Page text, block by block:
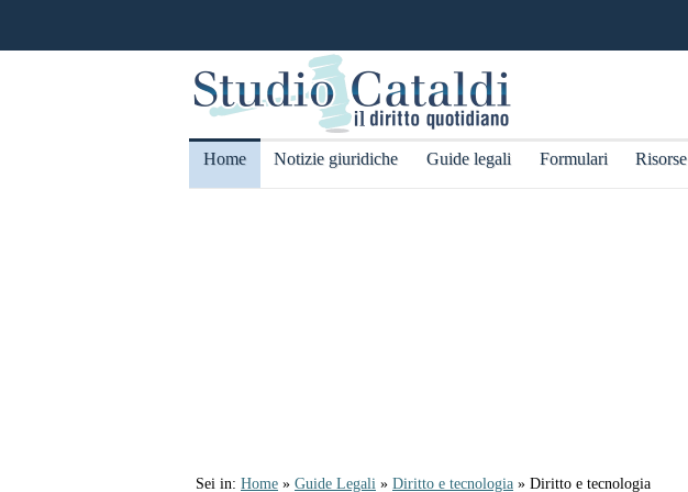
Home Notizie giuridiche Guide legali Formulari Risorse
Sei in: Home » Guide Legali » Diritto e tecnologia » Diritto e tecnologia